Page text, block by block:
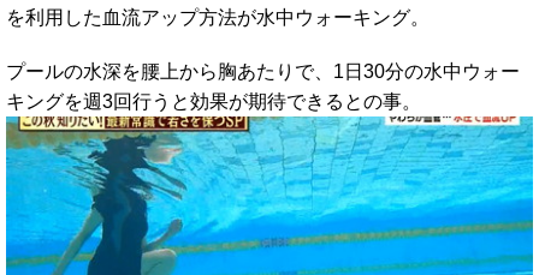
を利用した血流アップ方法が水中ウォーキング。
プールの水深を腰上から胸あたりで、1日30分の水中ウォー
キングを週3回行うと効果が期待できるとの事。